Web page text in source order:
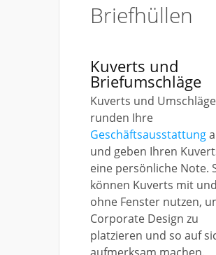
Briefhüllen
Kuverts und
Briefumschläge
Kuverts und Umschläge
runden Ihre
Geschäftsausstattung
und geben Ihren
eine persönliche Note.
können Kuverts mit und
ohne Fenster nutzen,
Corporate Design zu
platzieren und so auf